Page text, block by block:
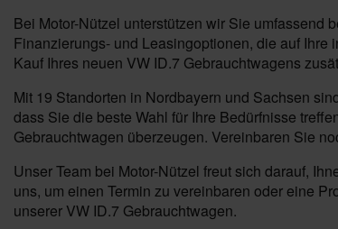
Bei Motor-Nützel unterstützen wir Sie umfassend
Finanzierungs- und Leasingoptionen, die auf
Kauf Ihres neuen VW ID.7 Gebrauchtwagens
Mit 19 Standorten in Nordbayern und Sachsen
dass Sie die beste Wahl für Ihre Bedürfnisse
Gebrauchtwagen überzeugen. Vereinbaren Sie
Unser Team bei Motor-Nützel freut sich darauf,
uns, um einen Termin zu vereinbaren oder eine
unserer VW ID.7 Gebrauchtwagen.